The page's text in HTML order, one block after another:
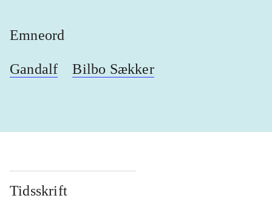
Emneord
Gandalf Bilbo Sækker
Tidsskrift